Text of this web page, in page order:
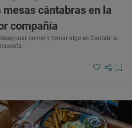
mesas cántabras en la
compañía
comer y tomar algo en Cantabria